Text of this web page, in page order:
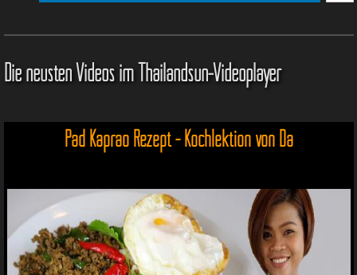
Die neusten Videos im Thailandsun-Videoplayer
Pad Kaprao Rezept - Kochlektion von Da